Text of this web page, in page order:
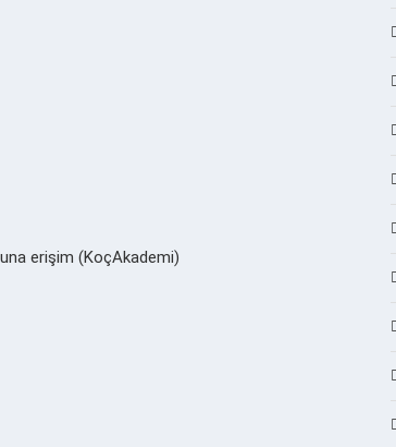
erişim (KoçAkademi)